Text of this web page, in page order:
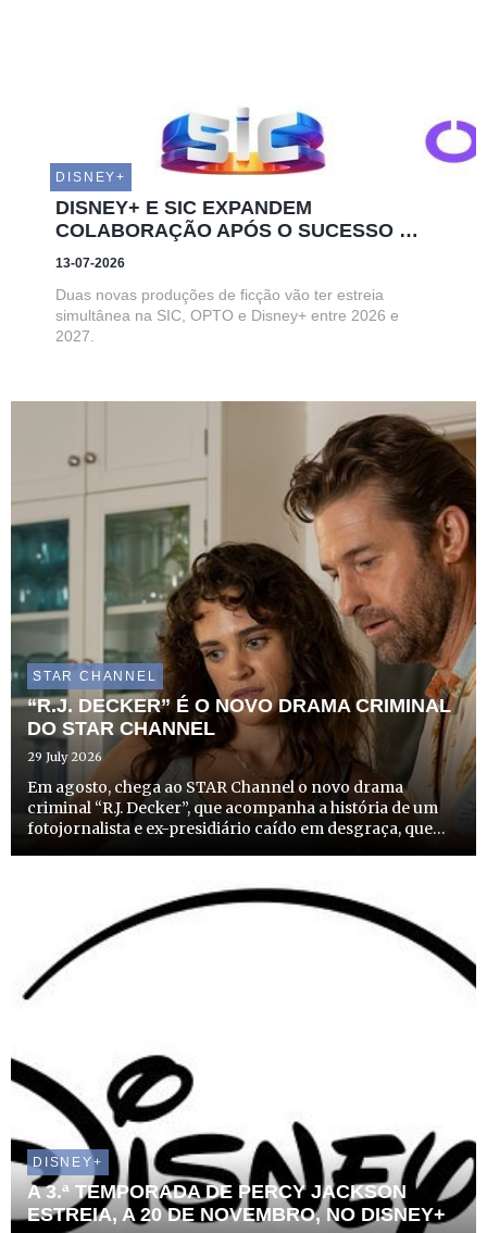
DISNEY+
DISNEY+ E SIC EXPANDEM
COLABORAÇÃO APÓS O SUCESSO DE
“VITÓRIA”
13-07-2026
Duas novas produções de ficção vão ter estreia
simultânea na SIC, OPTO e Disney+ entre 2026 e
2027.
STAR CHANNEL
“R.J. DECKER” É O NOVO DRAMA CRIMINAL
DO STAR CHANNEL
29 July 2026
Em agosto, chega ao STAR Channel o novo drama
criminal “R.J. Decker”, que acompanha a história de um
fotojornalista e ex-presidiário caído em desgraça, que
DISNEY+
A 3.ª TEMPORADA DE PERCY JACKSON
ESTREIA, A 20 DE NOVEMBRO, NO DISNEY+